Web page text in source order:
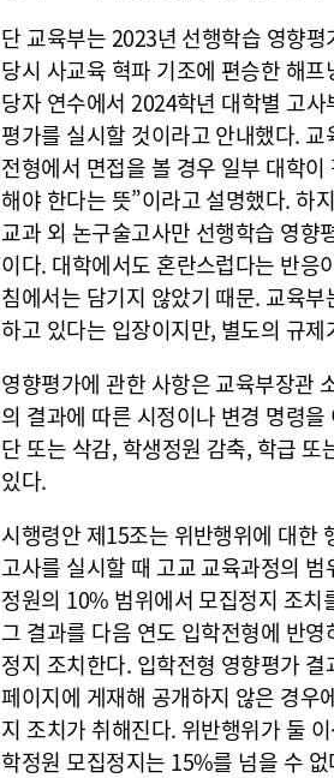
단 교육부는 2023년 선행학습 영향
당시 사교육 혁파 기조에 편승한 해
당자 연수에서 2024학년 대학별 고
평가를 실시할 것이라고 안내했다.
전형에서 면접을 볼 경우 일부 대학
해야 한다는 뜻”이라고 설명했다. 하
교과 외 논구술고사만 선행학습 영향
이다. 대학에서도 혼란스럽다는 반응
침에서는 담기지 않았기 때문. 교육
하고 있다는 입장이지만, 별도의 규
영향평가에 관한 사항은 교육부장관
의 결과에 따른 시정이나 변경 명령
단 또는 삭감, 학생정원 감축, 학급
있다.
시행령안 제15조는 위반행위에 대한
고사를 실시할 때 고교 교육과정의
정원의 10% 범위에서 모집정지 조
그 결과를 다음 연도 입학전형에 반
정지 조치한다. 입학전형 영향평가
페이지에 게재해 공개하지 않은 경우
지 조치가 취해진다. 위반행위가 둘
학정원 모집정지는 15%를 넘을 수 없